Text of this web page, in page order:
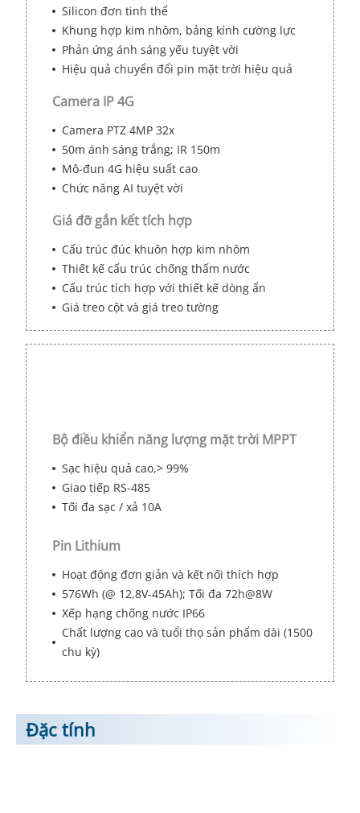
Silicon đơn tinh thể
Khung hợp kim nhôm, bảng kính cường lực
Phản ứng ánh sáng yếu tuyệt vời
Hiệu quả chuyển đổi pin mặt trời hiệu quả
Camera IP 4G
Camera PTZ 4MP 32x
50m ánh sáng trắng; IR 150m
Mô-đun 4G hiệu suất cao
Chức năng AI tuyệt vời
Giá đỡ gắn kết tích hợp
Cấu trúc đúc khuôn hợp kim nhôm
Thiết kế cấu trúc chống thấm nước
Cấu trúc tích hợp với thiết kế dòng ẩn
Giá treo cột và giá treo tường
Bộ điều khiển năng lượng mặt trời MPPT
Sạc hiệu quả cao,> 99%
Giao tiếp RS-485
Tối đa sạc / xả 10A
Pin Lithium
Hoạt động đơn giản và kết nối thích hợp
576Wh (@ 12,8V-45Ah); Tối đa 72h@8W
Xếp hạng chống nước IP66
Chất lượng cao và tuổi thọ sản phẩm dài (1500
chu kỳ)
Đặc tính